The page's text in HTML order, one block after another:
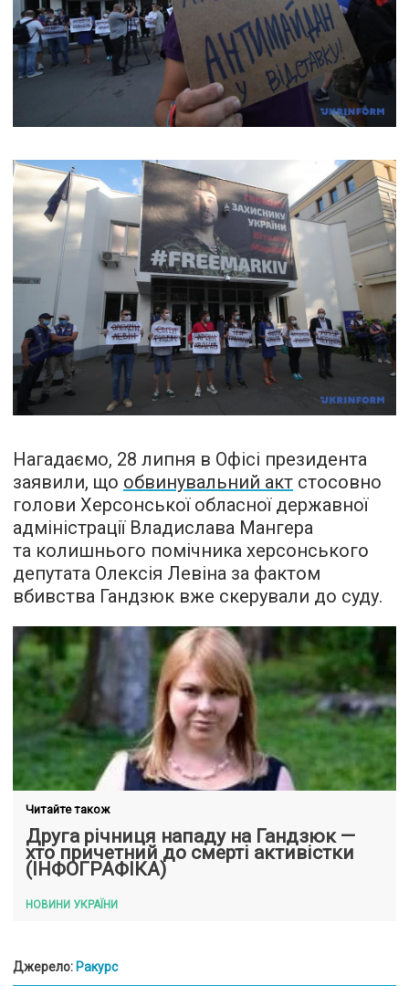
Нагадаємо, 28 липня в Офісі президента
заявили, що обвинувальний акт стосовно
голови Херсонської обласної державної
адміністрації Владислава Мангера
та колишнього помічника херсонського
депутата Олексія Левіна за фактом
вбивства Гандзюк вже скерували до суду.
Читайте також
Друга річниця нападу на Гандзюк —
хто причетний до смерті активістки
(ІНФОГРАФІКА)
НОВИНИ УКРАЇНИ
Джерело: Ракурс